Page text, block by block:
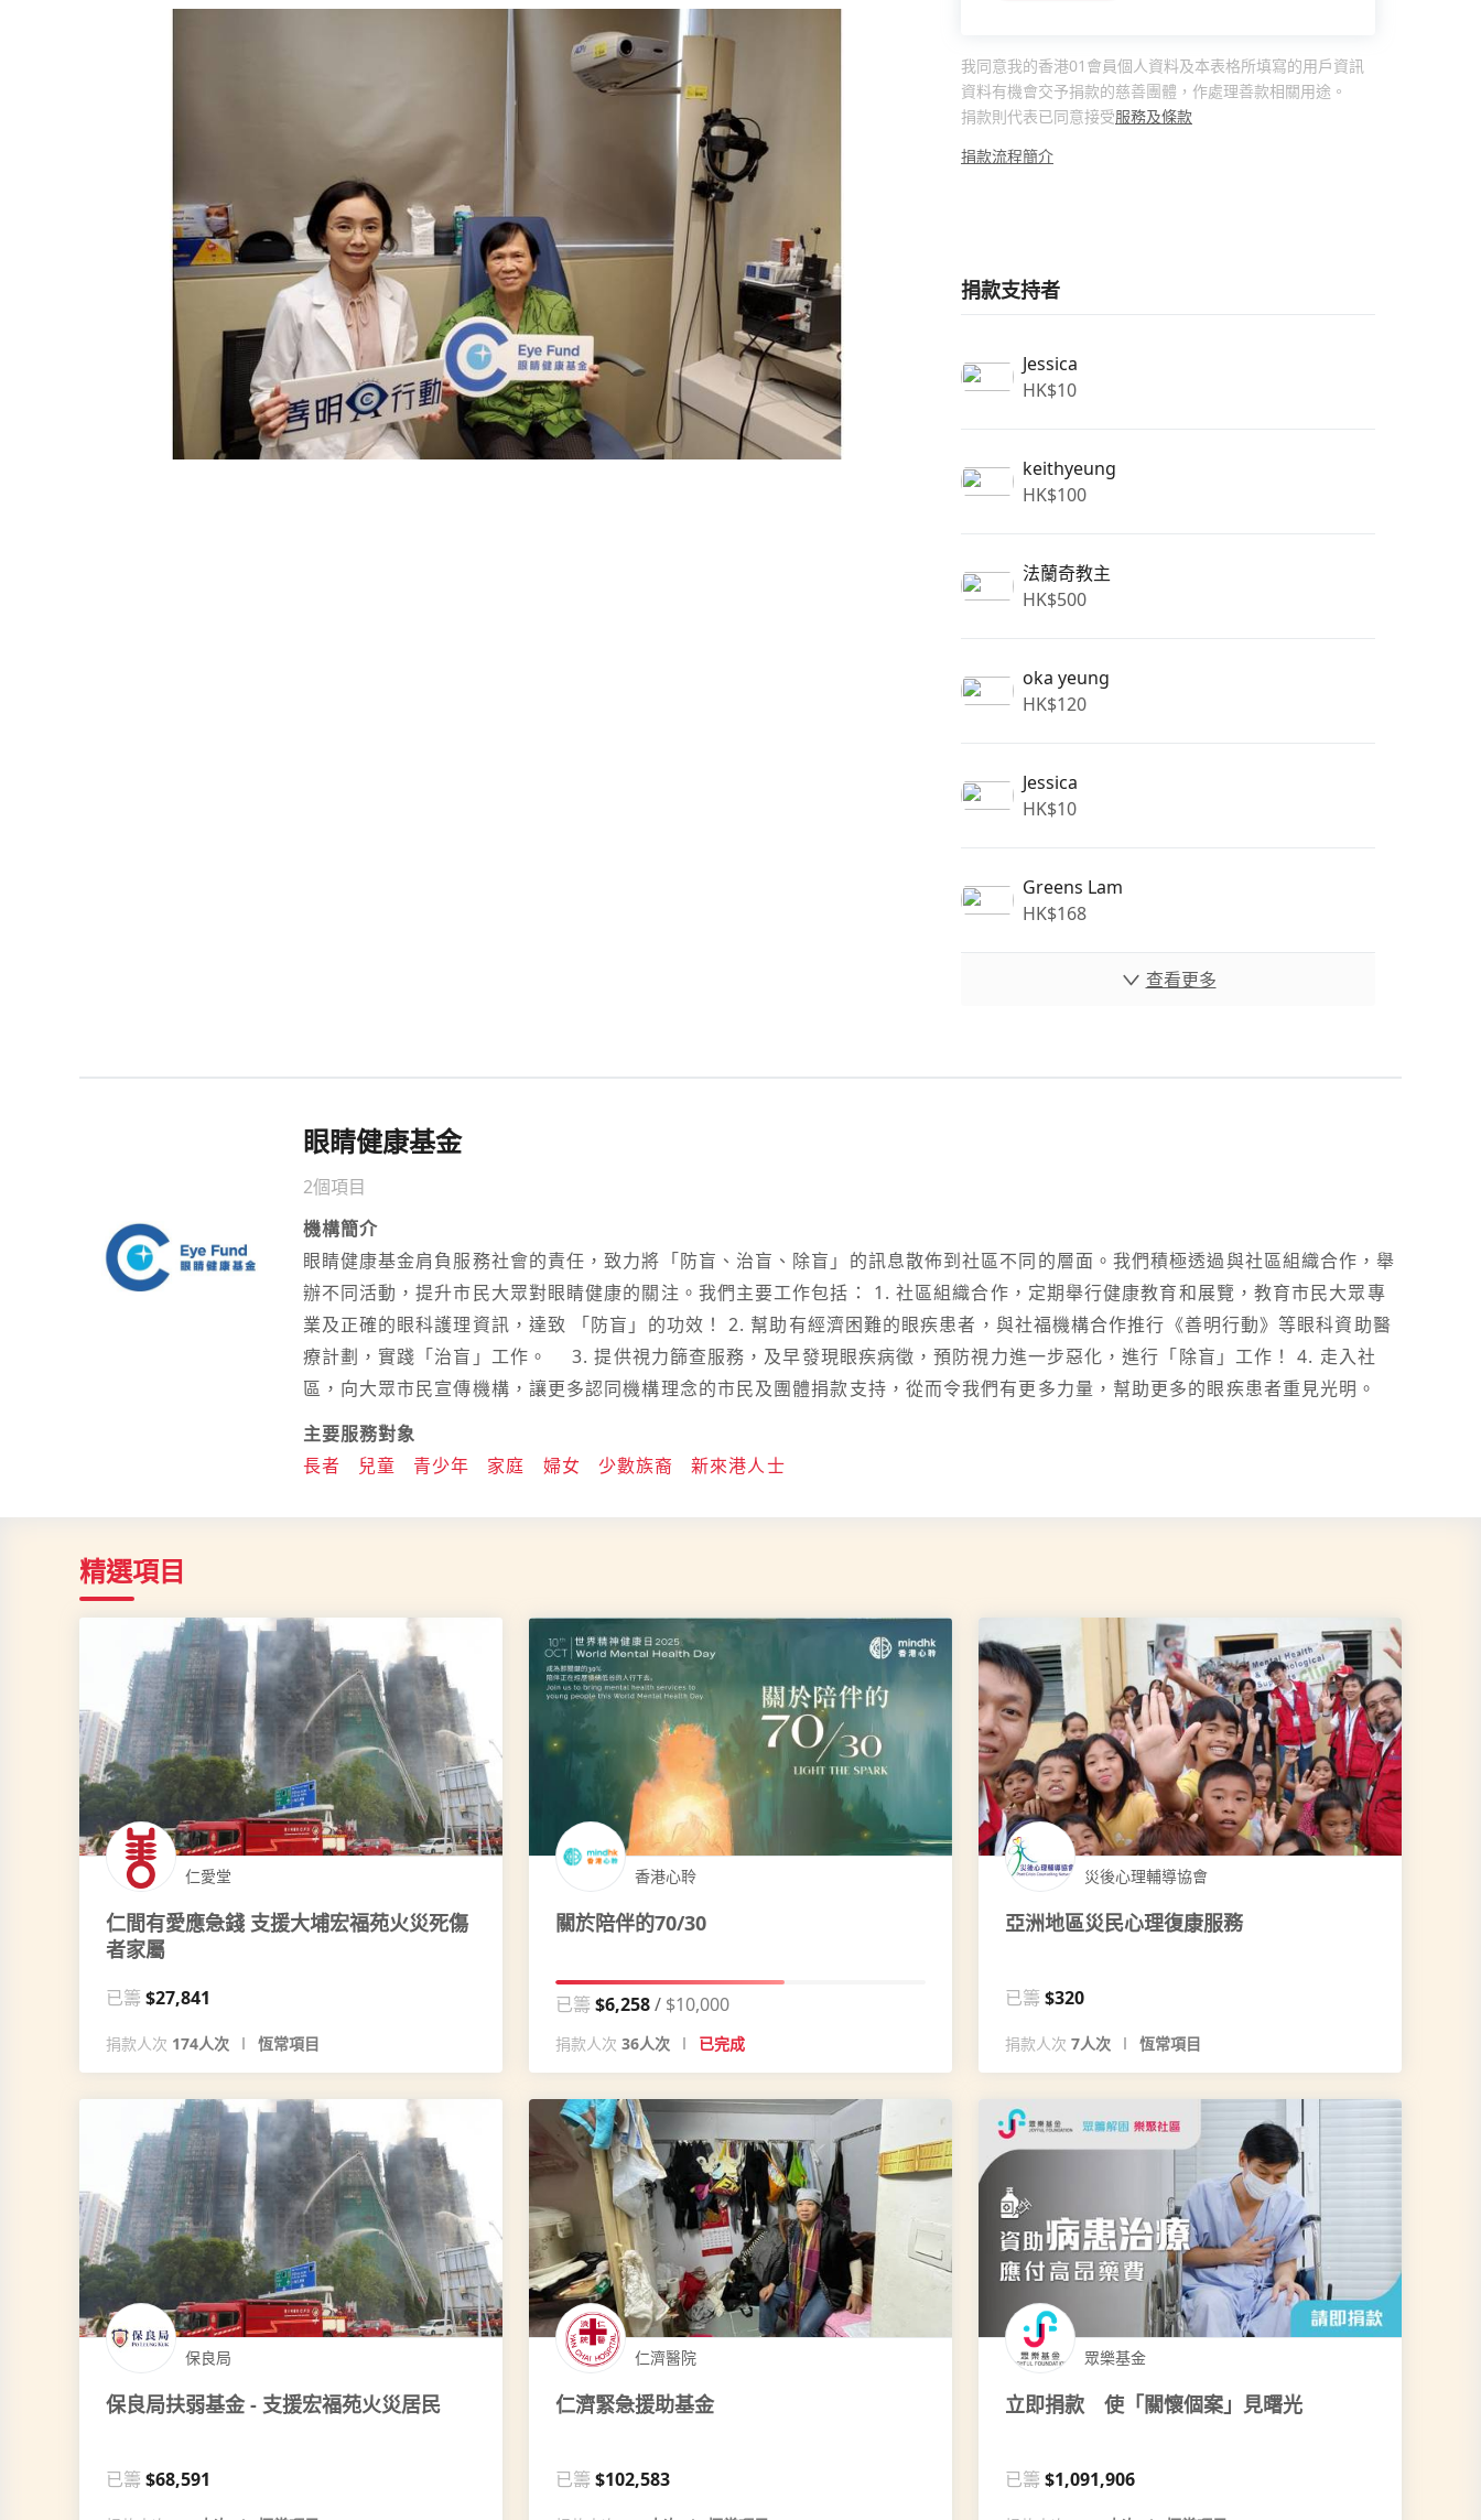
我同意我的香港01會員個人資料及本表格所填寫的用戶資訊
資料有機會交予捐款的慈善團體，作處理善款相關用途。
捐款則代表已同意接受服務及條款
捐款流程簡介
捐款支持者
Jessica
HK$10
keithyeung
HK$100
法蘭奇教主
HK$500
oka yeung
HK$120
Jessica
HK$10
Greens Lam
HK$168
查看更多
眼睛健康基金
2個項目
機構簡介
眼睛健康基金肩負服務社會的責任，致力將「防盲、治盲、除盲」的訊息散佈到社區不同的層面。我們積極透過與社區組織合作，舉
辦不同活動，提升市民大眾對眼睛健康的關注。我們主要工作包括： 1. 社區組織合作，定期舉行健康教育和展覽，教育市民大眾專
業及正確的眼科護理資訊，達致 「防盲」的功效！ 2. 幫助有經濟困難的眼疾患者，與社福機構合作推行《善明行動》等眼科資助醫
療計劃，實踐「治盲」工作。 3. 提供視力篩查服務，及早發現眼疾病徵，預防視力進一步惡化，進行「除盲」工作！ 4. 走入社
區，向大眾市民宣傳機構，讓更多認同機構理念的市民及團體捐款支持，從而令我們有更多力量，幫助更多的眼疾患者重見光明。
主要服務對象
長者
兒童 青少年 家庭 婦女 少數族裔 新來港人士
精選項目
仁愛堂
仁間有愛應急錢 支援大埔宏福苑火災死傷
者家屬
已籌 $27,841
捐款人次 174人次 恆常項目
香港心聆
關於陪伴的70/30
已籌 $6,258 $10,000
捐款人次 36人次 已完成
災後心理輔導協會
亞洲地區災民心理復康服務
已籌 $320
捐款人次 7人次 恆常項目
保良局
保良局扶弱基金 - 支援宏福苑火災居民
已籌 $68,591
仁濟醫院
仁濟緊急援助基金
已籌 $102,583
眾樂基金
立即捐款 使「關懷個案」見曙光
已籌 $1,091,906